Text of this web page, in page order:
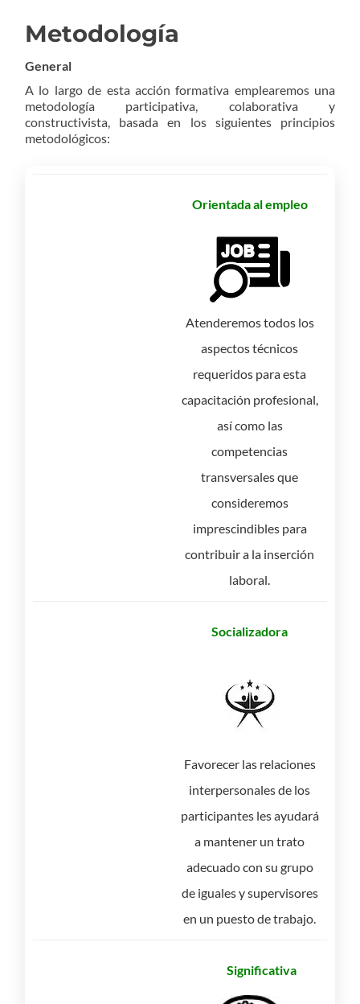
Metodología
General
A lo largo de esta acción formativa emplearemos una
metodología participativa, colaborativa y
constructivista, basada en los siguientes principios
metodológicos:
Orientada al empleo
Atenderemos todos los
aspectos técnicos
requeridos para esta
capacitación profesional,
así como las
competencias
transversales que
consideremos
imprescindibles para
contribuir a la inserción
laboral.
Socializadora
Favorecer las relaciones
interpersonales de los
participantes les ayudará
a mantener un trato
adecuado con su grupo
de iguales y supervisores
en un puesto de trabajo.
Significativa